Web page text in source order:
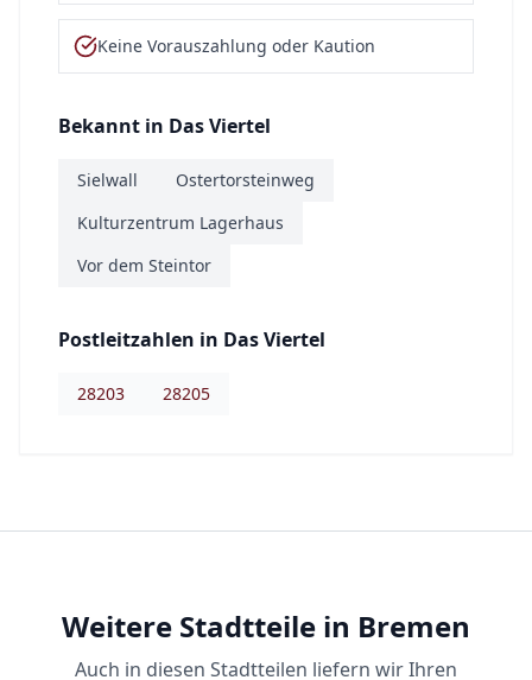
Keine Vorauszahlung oder Kaution
Bekannt in Das Viertel
Sielwall
Ostertorsteinweg
Kulturzentrum Lagerhaus
Vor dem Steintor
Postleitzahlen in Das Viertel
28203 28205
Weitere Stadtteile in Bremen
Auch in diesen Stadtteilen liefern wir Ihren